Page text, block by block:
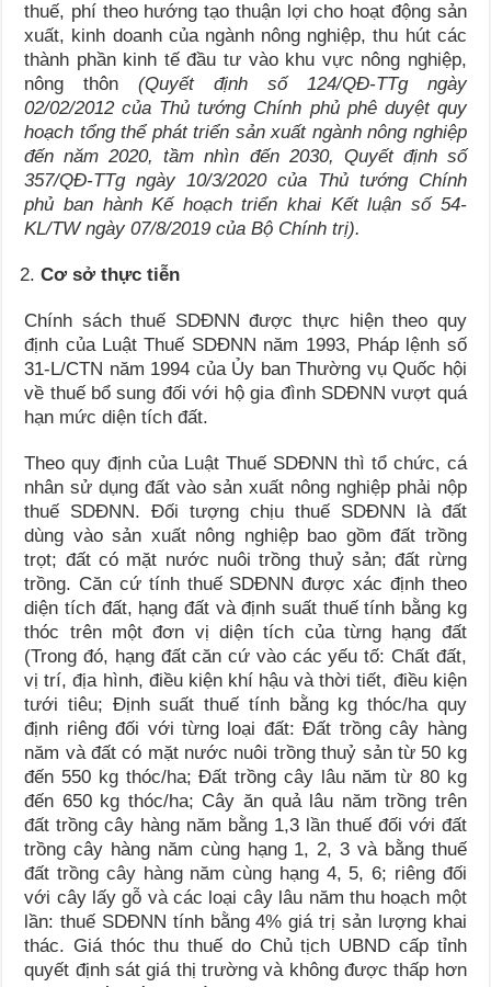
thuế, phí theo hướng tạo thuận lợi cho hoạt động sản
xuất, kinh doanh của ngành nông nghiệp, thu hút các
thành phần kinh tế đầu tư vào khu vực nông nghiệp,
nông thôn(Quyết định số 124/QĐ-TTg ngày
02/02/2012 của Thủ tướng Chính phủ phê duyệt quy
hoạch tổng thể phát triển sản xuất ngành nông nghiệp
đến năm 2020, tầm nhìn đến 2030, Quyết định số
357/QĐ-TTg ngày 10/3/2020 của Thủ tướng Chính
phủ ban hành Kế hoạch triển khai Kết luận số 54-
KL/TW ngày 07/8/2019 của Bộ Chính trị).
Cơ sở thực tiễn
Chính sách thuế SDĐNN được thực hiện theo quy
định của Luật Thuế SDĐNN năm 1993, Pháp lệnh số
31-L/CTN năm 1994 của Ủy ban Thường vụ Quốc hội
về thuế bổ sung đối với hộ gia đình SDĐNN vượt quá
hạn mức diện tích đất.
Theo quy định của Luật Thuế SDĐNN thì tổ chức, cá
nhân sử dụng đất vào sản xuất nông nghiệp phải nộp
thuế SDĐNN. Đối tượng chịu thuế SDĐNN là đất
dùng vào sản xuất nông nghiệp bao gồm đất trồng
trọt; đất có mặt nước nuôi trồng thuỷ sản; đất rừng
trồng. Căn cứ tính thuế SDĐNN được xác định theo
diện tích đất, hạng đất và định suất thuế tính bằng kg
thóc trên một đơn vị diện tích của từng hạng đất
(Trong đó, hạng đất căn cứ vào các yếu tố: Chất đất,
vị trí, địa hình, điều kiện khí hậu và thời tiết, điều kiện
tưới tiêu; Định suất thuế tính bằng kg thóc/ha quy
định riêng đối với từng loại đất: Đất trồng cây hàng
năm và đất có mặt nước nuôi trồng thuỷ sản từ 50 kg
đến 550 kg thóc/ha; Đất trồng cây lâu năm từ 80 kg
đến 650 kg thóc/ha; Cây ăn quả lâu năm trồng trên
đất trồng cây hàng năm bằng 1,3 lần thuế đối với đất
trồng cây hàng năm cùng hạng 1, 2, 3 và bằng thuế
đất trồng cây hàng năm cùng hạng 4, 5, 6; riêng đối
với cây lấy gỗ và các loại cây lâu năm thu hoạch một
lần: thuế SDĐNN tính bằng 4% giá trị sản lượng khai
thác. Giá thóc thu thuế do Chủ tịch UBND cấp tỉnh
quyết định sát giá thị trường và không được thấp hơn